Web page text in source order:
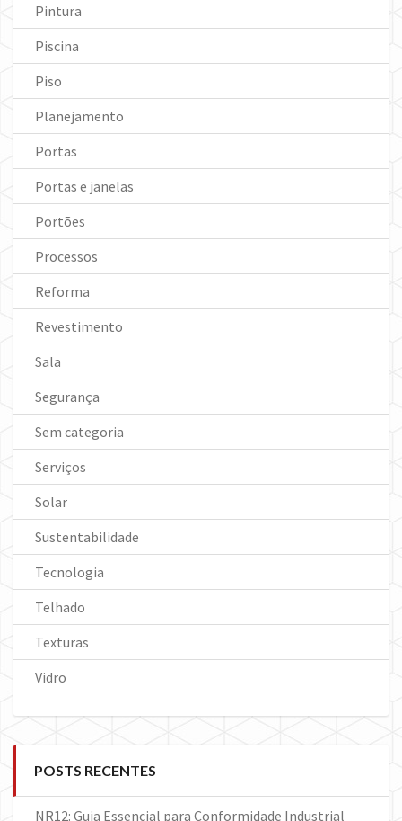
Pintura
Piscina
Piso
Planejamento
Portas
Portas e janelas
Portões
Processos
Reforma
Revestimento
Sala
Segurança
Sem categoria
Serviços
Solar
Sustentabilidade
Tecnologia
Telhado
Texturas
Vidro
POSTS RECENTES
NR12: Guia Essencial para Conformidade Industrial